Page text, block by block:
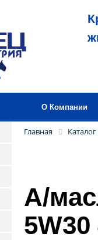
О Компании
Главная Каталог
А/
5W30